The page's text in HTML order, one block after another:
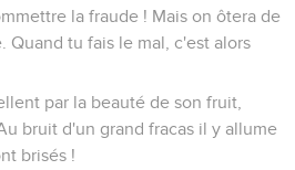
la fraude ! Mais on ôtera de
Quand tu fais le mal, c'est alors
par la beauté de son fruit,
bruit d'un grand fracas il y allume
brisés !